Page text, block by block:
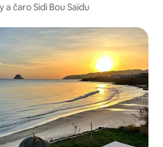
a čaro Sidi Bou Saïdu